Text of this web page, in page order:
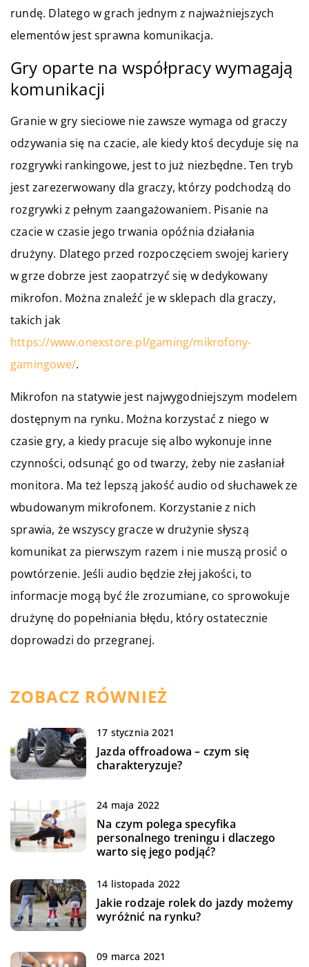
rundę. Dlatego w grach jednym z najważniejszych
elementów jest sprawna komunikacja.
Gry oparte na współpracy wymagają
komunikacji
Granie w gry sieciowe nie zawsze wymaga od graczy
odzywania się na czacie, ale kiedy ktoś decyduje się na
rozgrywki rankingowe, jest to już niezbędne. Ten tryb
jest zarezerwowany dla graczy, którzy podchodzą do
rozgrywki z pełnym zaangażowaniem. Pisanie na
czacie w czasie jego trwania opóźnia działania
drużyny. Dlatego przed rozpoczęciem swojej kariery
w grze dobrze jest zaopatrzyć się w dedykowany
mikrofon. Można znaleźć je w sklepach dla graczy,
takich jak
https://www.onexstore.pl/gaming/mikrofony-
gamingowe/.
Mikrofon na statywie jest najwygodniejszym modelem
dostępnym na rynku. Można korzystać z niego w
czasie gry, a kiedy pracuje się albo wykonuje inne
czynności, odsunąć go od twarzy, żeby nie zasłaniał
monitora. Ma też lepszą jakość audio od słuchawek ze
wbudowanym mikrofonem. Korzystanie z nich
sprawia, że wszyscy gracze w drużynie słyszą
komunikat za pierwszym razem i nie muszą prosić o
powtórzenie. Jeśli audio będzie złej jakości, to
informacje mogą być źle zrozumiane, co sprowokuje
drużynę do popełniania błędu, który ostatecznie
doprowadzi do przegranej.
ZOBACZ RÓWNIEŻ
17 stycznia 2021
Jazda offroadowa – czym się
charakteryzuje?
24 maja 2022
Na czym polega specyfika
personalnego treningu i dlaczego
warto się jego podjąć?
14 listopada 2022
Jakie rodzaje rolek do jazdy możemy
wyróżnić na rynku?
09 marca 2021